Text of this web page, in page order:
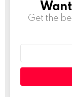
Get the